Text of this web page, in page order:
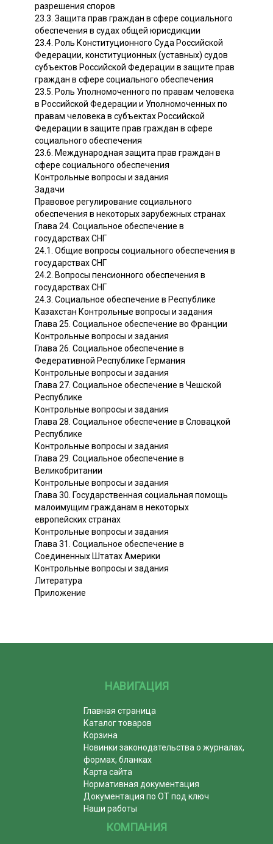
разрешения споров
23.3. Защита прав граждан в сфере социального
обеспечения в судах общей юрисдикции
23.4. Роль Конституционного Суда Российской
Федерации, конституционных (уставных) судов
субъектов Российской Федерации в защите прав
граждан в сфере социального обеспечения
23.5. Роль Уполномоченного по правам человека
в Российской Федерации и Уполномоченных по
правам человека в субъектах Российской
Федерации в защите прав граждан в сфере
социального обеспечения
23.6. Международная защита прав граждан в
сфере социального обеспечения
Контрольные вопросы и задания
Задачи
Правовое регулирование социального
обеспечения в некоторых зарубежных странах
Глава 24. Социальное обеспечение в
государствах СНГ
24.1. Общие вопросы социального обеспечения в
государствах СНГ
24.2. Вопросы пенсионного обеспечения в
государствах СНГ
24.3. Социальное обеспечение в Республике
Казахстан Контрольные вопросы и задания
Глава 25. Социальное обеспечение во Франции
Контрольные вопросы и задания
Глава 26. Социальное обеспечение в
Федеративной Республике Германия
Контрольные вопросы и задания
Глава 27. Социальное обеспечение в Чешской
Республике
Контрольные вопросы и задания
Глава 28. Социальное обеспечение в Словацкой
Республике
Контрольные вопросы и задания
Глава 29. Социальное обеспечение в
Великобритании
Контрольные вопросы и задания
Глава 30. Государственная социальная помощь
малоимущим гражданам в некоторых
европейских странах
Контрольные вопросы и задания
Глава 31. Социальное обеспечение в
Соединенных Штатах Америки
Контрольные вопросы и задания
Литература
Приложение
НАВИГАЦИЯ
Главная страница
Каталог товаров
Корзина
Новинки законодательства о журналах,
формах, бланках
Карта сайта
Нормативная документация
Документация по ОТ под ключ
Наши работы
КОМПАНИЯ